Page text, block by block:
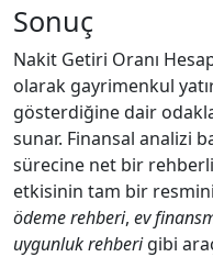
Sonuç
Nakit Getiri Oranı
olarak gayrimenkul
gösterdiğine dair
sunar. Finansal analizi
sürecine net bir
etkisinin tam bir
ödeme rehberi, ev
uygunluk rehberigibi